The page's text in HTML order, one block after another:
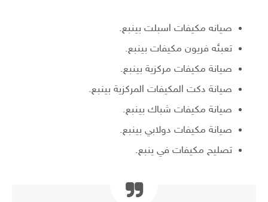
صيانه مكيفات اسبلت بينبع.
تعبئه فريون مكيفات بينبع.
صيانة مكيفات مركزية بينبع.
صيانة دكت المكيفات المركزية بينبع.
صيانة مكيفات شباك بينبع.
صيانة مكيفات دولابي بينبع.
تصليح مكيفات في ينبع.